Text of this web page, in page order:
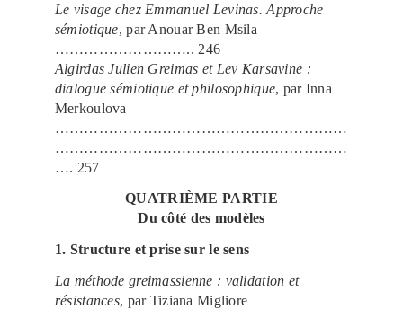
Le visage chez Emmanuel Levinas. Approche
sémiotique, par Anouar Ben Msila
……………………….. 246
Algirdas Julien Greimas et Lev Karsavine :
dialogue sémiotique et philosophique, par Inna
Merkoulova
……………………………………………………
……………………………………………………
…. 257
QUATRIÈME PARTIE
Du côté des modèles
1. Structure et prise sur le sens
La méthode greimassienne : validation et
résistances, par Tiziana Migliore